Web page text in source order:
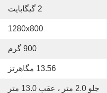
2 گیگابایت
1280x800
900 گرم
13.56 مگاهرتز
جلو 2.0 متر ، عقب 13.0 متر